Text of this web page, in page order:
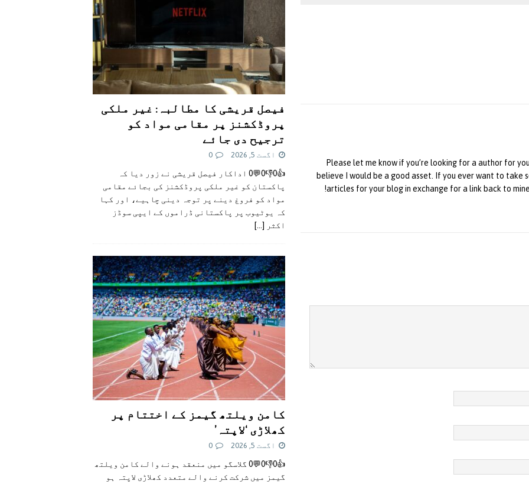
Please let me know if you’re looking for a author for
believe I would be a good asset. If you ever want to take
articles for your blog in exchange for a link back to
فیصل قریشی کا مطالبہ: غیر ملکی
پروڈکشنز پر مقامی مواد کو
ترجیح دی جائے
اگست 5, 2026 0
👍0👎0💬0 اداکار فیصل قریشی نے زور دیا کہ
پاکستان کو غیر ملکی پروڈکشنز کی بجائے مقامی
مواد کو فروغ دینے پر توجہ دینی چاہیے، اور کہا
کہ یوٹیوب پر پاکستانی ڈراموں کے ایپی سوڈز
اکثر
[...]
کامن ویلتھ گیمز کے اختتام پر
کھلاڑی ‘لاپتہ’
اگست 5, 2026 0
👍0👎0💬0 گلاسگو میں منعقد ہونے والے کامن ویلتھ
گیمز میں شرکت کرنے والے متعدد کھلاڑی لاپتہ ہو